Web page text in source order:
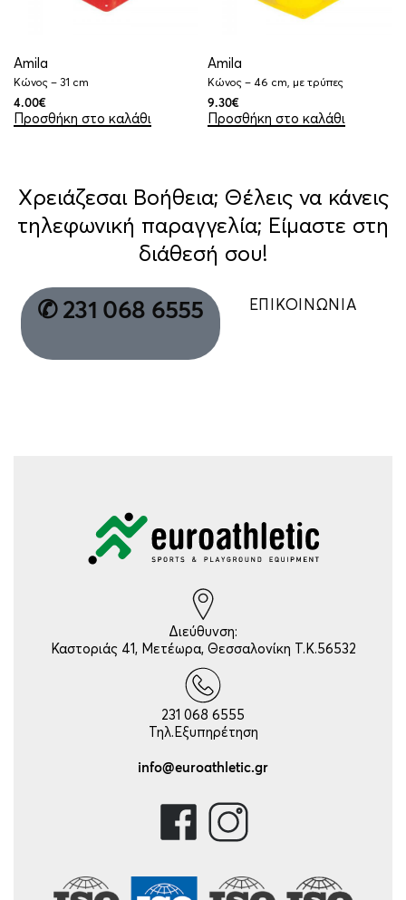
Amila
Κώνος – 31 cm
4.00€
Προσθήκη στο καλάθι
Amila
Κώνος – 46 cm, με τρύπες
9.30€
Προσθήκη στο καλάθι
Χρειάζεσαι Βοήθεια; Θέλεις να κάνεις
τηλεφωνική παραγγελία; Είμαστε στη
διάθεσή σου!
✆ 231 068 6555 ΕΠΙΚΟΙΝΩΝΙΑ
Διεύθυνση:
Καστοριάς 41, Μετέωρα, Θεσσαλονίκη Τ.Κ.56532
231 068 6555
Τηλ.Εξυπηρέτηση
info@euroathletic.gr